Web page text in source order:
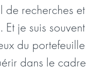
de recherches et
je suis souvent
du portefeuille
dans le cadre